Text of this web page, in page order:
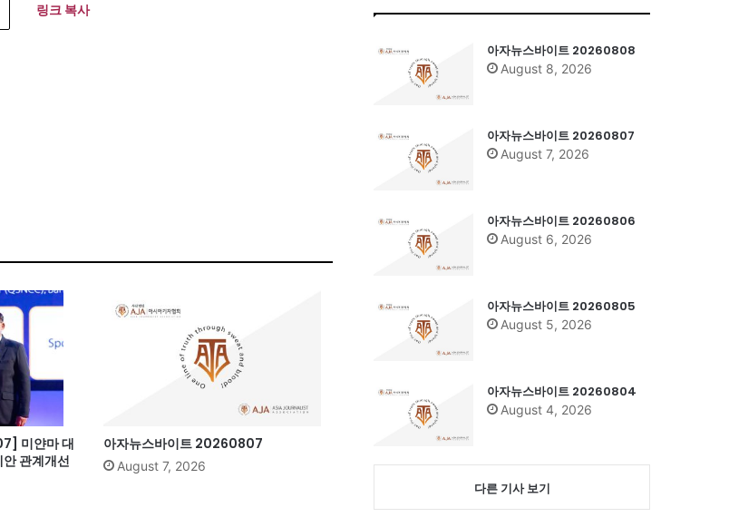
링크 복사
미얀마 대
관계개선
아자뉴스바이트 20260807
August 7, 2026
아자뉴스바이트 20260808
August 8, 2026
아자뉴스바이트 20260807
August 7, 2026
아자뉴스바이트 20260806
August 6, 2026
아자뉴스바이트 20260805
August 5, 2026
아자뉴스바이트 20260804
August 4, 2026
다른 기사 보기